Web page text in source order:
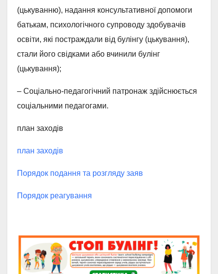
(цькуванню), надання консультативної допомоги
батькам, психологічного супроводу здобувачів
освіти, які постраждали від булінгу (цькування),
стали його свідками або вчинили булінг
(цькування);
– Соціально-педагогічний патронаж здійснюється
соціальними педагогами.
план заходів
план заходів
Порядок подання та розгляду заяв
Порядок реагування